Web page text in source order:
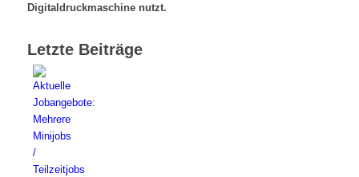
Digitaldruckmaschine nutzt.
Letzte Beiträge